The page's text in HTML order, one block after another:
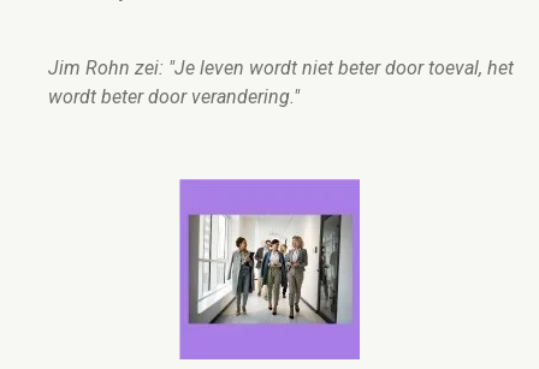
Jim Rohn zei: "Je leven wordt niet beter door toeval, het
wordt beter door verandering."